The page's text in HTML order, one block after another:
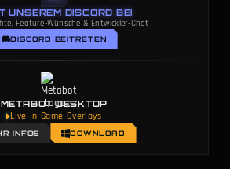
UNSEREM DISCORD BEI
Feature-Wünsche & Entwickler-Chat
DISCORD BEITRETEN
METABOT DESKTOP
Live-In-Game-Overlays
INFOS DOWNLOAD